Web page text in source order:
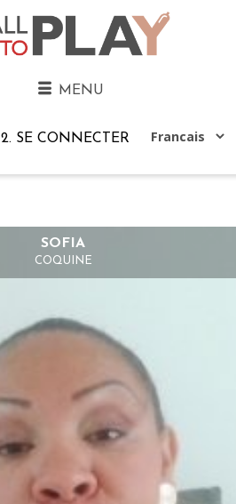
MENU
2. SE CONNECTER
SOFIA
COQUINE